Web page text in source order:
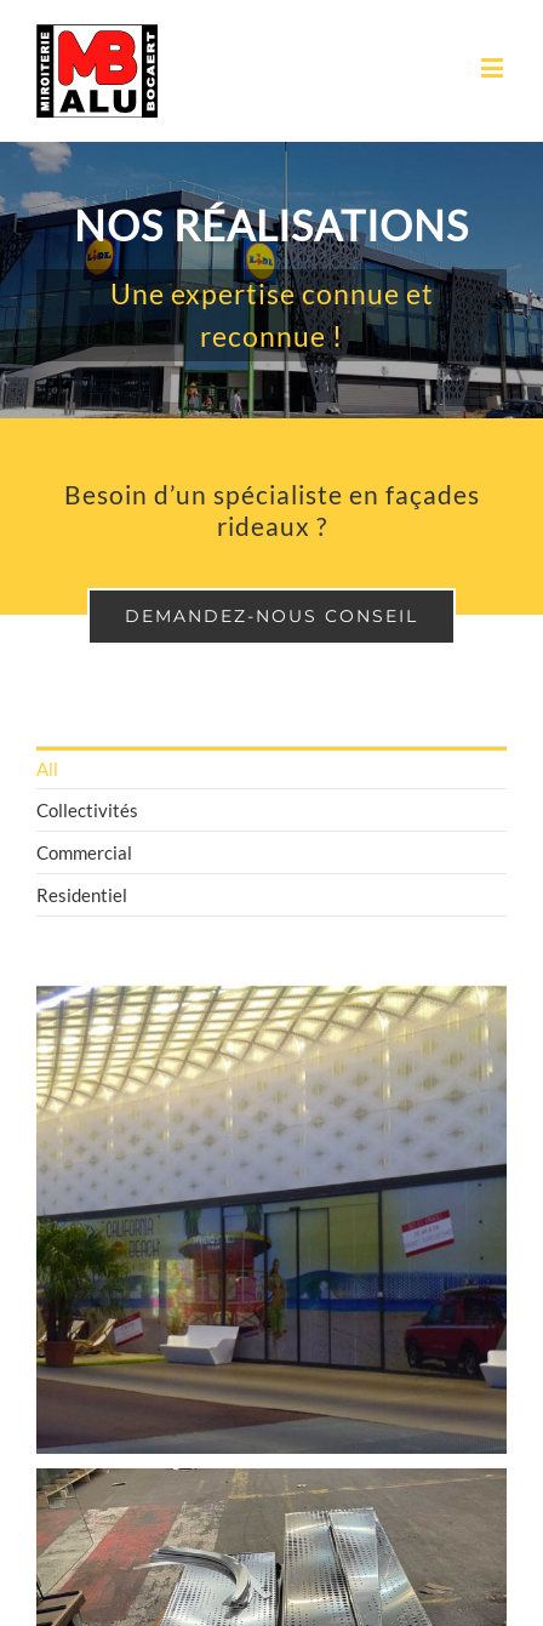
LIBÉRER L'ESPACE
Faites entrer la lumière
Besoin d’un spécialiste en façades
rideaux ?
DEMANDEZ-NOUS CONSEIL
All
Collectivités
Commercial
Residentiel